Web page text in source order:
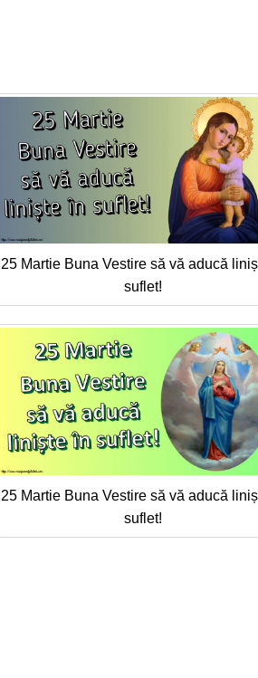
25 Martie Buna Vestire să vă aducă
suflet!
25 Martie Buna Vestire să vă aducă
suflet!